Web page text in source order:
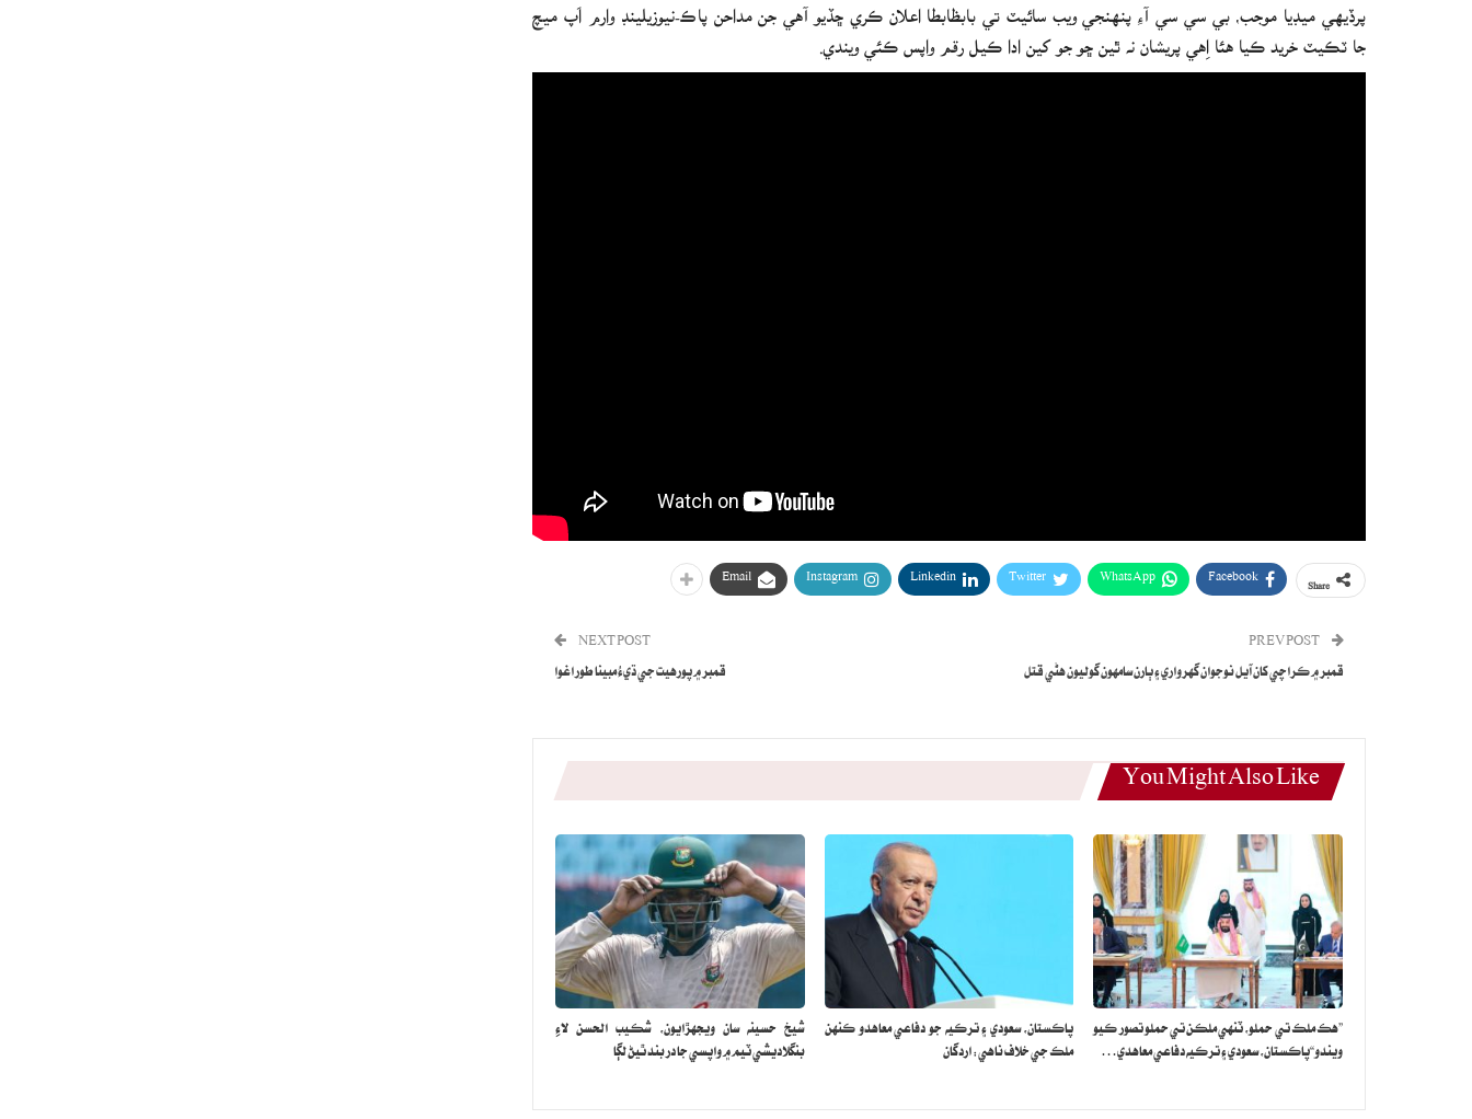
پرڏيهي ميڊيا موجب، بي سي سي آءِ پنهنجي ويب سائيٽ تي بابظابطا اعلان ڪري ڇڏيو آهي جن مداحن پاڪ-نيوزيلينڊ وارم اَپ ميچ
جا ٽڪيٽ خريد ڪيا هئا اِهي پريشان نه ٿين ڇو جو کين ادا ڪيل رقم واپس ڪئي ويندي.
Facebook
WhatsApp
Twitter
Linkedin
Instagram
Email
قمبر ۾ ڪراچي کان آيل نوجوان گهرواري ۽ ٻارن سامهون گوليون هڻي قتل
NEXT POST
قمبر ۾ پورهيت جي ڌيءُ مبينا طور اغوا
You Might Also Like
”هڪ ملڪ تي حملو، ٽنهي ملڪن تي حملو تصور ڪيو
ويندو“پاڪستان، سعودي ۽ ترڪيه دفاعي معاهدي…
پاڪستان، سعودي ۽ ترڪيه جو دفاعي معاهدو ڪنهن
ملڪ جي خلاف ناهي: اردگان
شيخ حسينه سان ويجهڙايون، شڪيب الحسن لاءِ
بنگلاديشي ٽيم ۾ واپسي جا در بند ٿيڻ لڳا